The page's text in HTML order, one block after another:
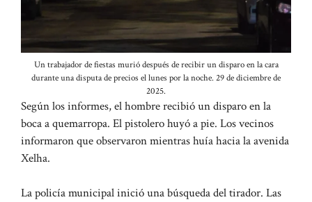
Un trabajador de fiestas murió después de recibir un disparo en la cara
durante una disputa de precios el lunes por la noche. 29 de diciembre de
2025.
Según los informes, el hombre recibió un disparo en la
boca a quemarropa. El pistolero huyó a pie. Los vecinos
informaron que observaron mientras huía hacia la avenida
Xelha.
La policía municipal inició una búsqueda del tirador. Las